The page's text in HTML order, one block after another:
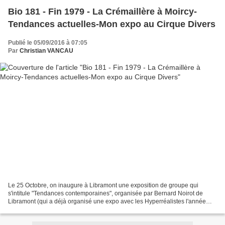
Bio 181 - Fin 1979 - La Crémaillère à Moircy-
Tendances actuelles-Mon expo au Cirque Divers
Publié le 05/09/2016 à 07:05
Par Christian VANCAU
Le 25 Octobre, on inaugure à Libramont une exposition de groupe qui
s'intitule "Tendances contemporaines", organisée par Bernard Noirot de
Libramont (qui a déjà organisé une expo avec les Hyperréalistes l'année